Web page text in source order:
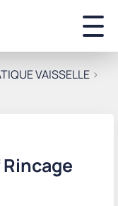
VAISSELLE >